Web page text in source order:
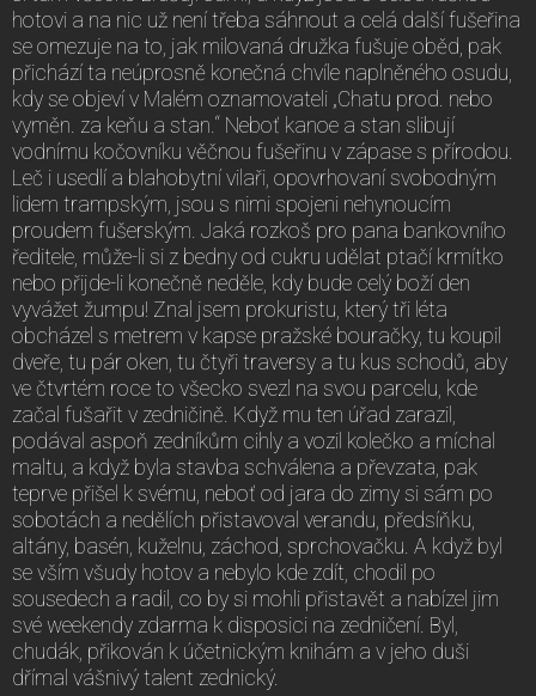
hotovi a na nic už není třeba sáhnout a celá další fušeřina
se omezuje na to, jak milovaná družka fušuje oběd, pak
přichází ta neúprosně konečná chvíle naplněného osudu,
kdy se objeví v Malém oznamovateli „Chatu prod. nebo
vyměn. za keňu a stan.“ Neboť kanoe a stan slibují
vodnímu kočovníku věčnou fušeřinu v zápase s přírodou.
Leč i usedlí a blahobytní vilaři, opovrhovaní svobodným
lidem trampským, jsou s nimi spojeni nehynoucím
proudem fušerským. Jaká rozkoš pro pana bankovního
ředitele, může-li si z bedny od cukru udělat ptačí krmítko
nebo přijde-li konečně neděle, kdy bude celý boží den
vyvážet žumpu! Znal jsem prokuristu, který tři léta
obcházel s metrem v kapse pražské bouračky, tu koupil
dveře, tu pár oken, tu čtyři traversy a tu kus schodů, aby
ve čtvrtém roce to všecko svezl na svou parcelu, kde
začal fušařit v zedničině. Když mu ten úřad zarazil,
podával aspoň zedníkům cihly a vozil kolečko a míchal
maltu, a když byla stavba schválena a převzata, pak
teprve přišel k svému, neboť od jara do zimy si sám po
sobotách a nedělích přistavoval verandu, předsíňku,
altány, basén, kuželnu, záchod, sprchovačku. A když byl
se vším všudy hotov a nebylo kde zdít, chodil po
sousedech a radil, co by si mohli přistavět a nabízel jim
své weekendy zdarma k disposici na zedničení. Byl,
chudák, přikován k účetnickým knihám a v jeho duši
dřímal vášnivý talent zednický.